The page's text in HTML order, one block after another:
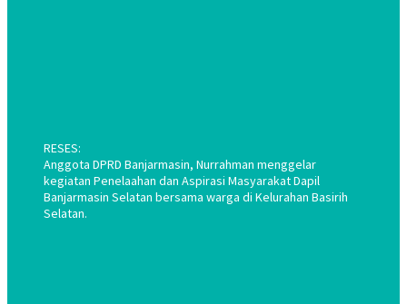
RESES:
Anggota DPRD Banjarmasin, Nurrahman menggelar
kegiatan Penelaahan dan Aspirasi Masyarakat Dapil
Banjarmasin Selatan bersama warga di Kelurahan Basirih
Selatan.